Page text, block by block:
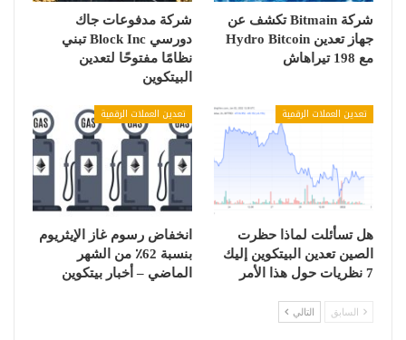
شركة Bitmain تكشف عن
جهاز تعدين Hydro Bitcoin
مع 198 تيراهاش
شركة مدفوعات جاك
دورسي Block Inc تبني
نظامًا مفتوحًا لتعدين
البيتكوين
تعدين العملات الرقمية
هل تسأئلت لماذا حظرت
الصين تعدين البيتكوين إليك
7 نظريات حول هذا الأمر
تعدين العملات الرقمية
انخفاض رسوم غاز الإيثريوم
بنسبة 62٪ من الشهر
الماضي – أخبار بيتكوين
السابق التالي